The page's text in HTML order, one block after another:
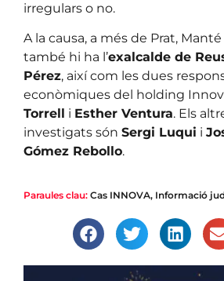
irregulars o no.
A la causa, a més de Prat,
també hi ha l’exalcalde de
Pérez, així com les dues
econòmiques del holding
Torrell i Esther Ventura. Els
investigats són Sergi Luqui i
Gómez Rebollo.
Paraules clau: Cas INNOVA, Informació